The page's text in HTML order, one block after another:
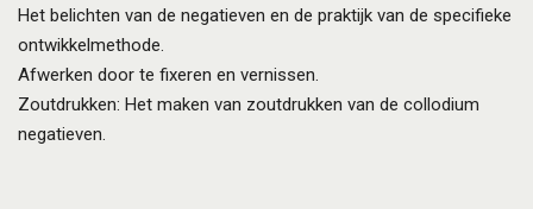
Het belichten van de negatieven en de praktijk van de specifieke
ontwikkelmethode.
Afwerken door te fixeren en vernissen.
Zoutdrukken: Het maken van zoutdrukken van de collodium
negatieven.